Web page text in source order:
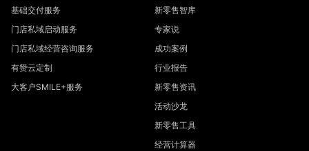
基础交付服务
门店私域启动服务
门店私域经营咨询服务
有赞云定制
大客户SMILE+服务
新零售智库
专家说
成功案例
行业报告
新零售资讯
活动沙龙
新零售工具
经营计算器